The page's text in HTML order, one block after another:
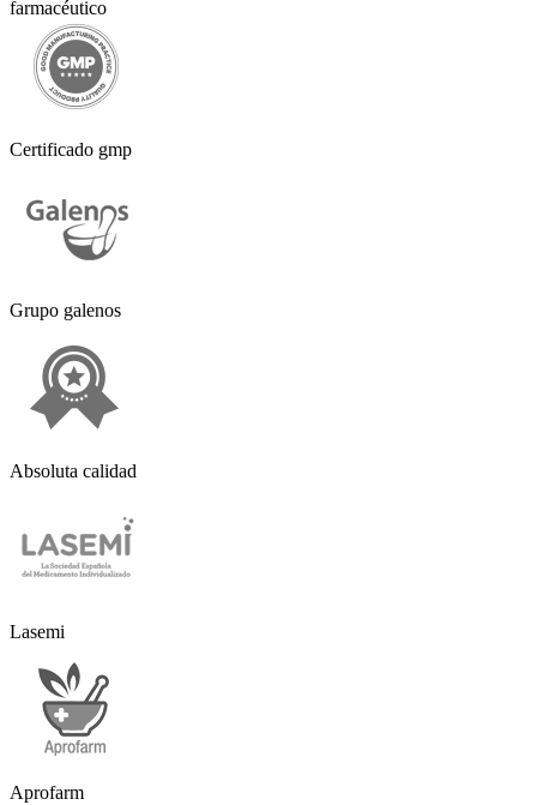
farmacéutico
Certificado gmp
Grupo galenos
Absoluta calidad
Lasemi
Aprofarm